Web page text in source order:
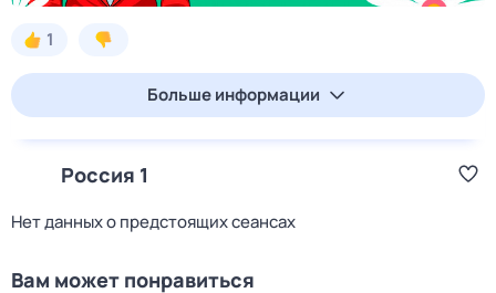
1
Больше информации
Россия 1
Нет данных о предстоящих сеансах
Вам может понравиться